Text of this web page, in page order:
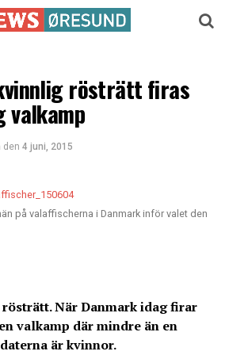
rösträtt firas
valkamp
den 4 juni, 2015
på valaffischerna i Danmark inför valet den
När Danmark idag firar
valkamp där mindre än en
är kvinnor.